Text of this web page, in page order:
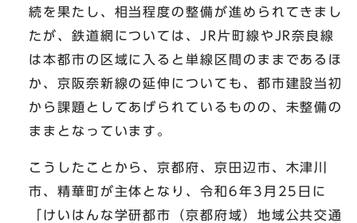
続を果たし、相当程度の整備が進められてきまし
たが、鉄道網については、JR片町線やJR奈良線
は本都市の区域に入ると単線区間のままであるほ
か、京阪奈新線の延伸についても、都市建設当初
から課題としてあげられているものの、未整備の
ままとなっています。
こうしたことから、京都府、京田辺市、木津川
市、精華町が主体となり、令和6年3月25日に
「けいはんな学研都市（京都府域）地域公共交通